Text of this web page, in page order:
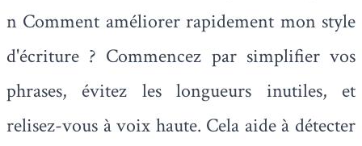
n Comment améliorer rapidement mon style
d'écriture ? Commencez par simplifier vos
phrases, évitez les longueurs inutiles, et
relisez-vous à voix haute. Cela aide à détecter